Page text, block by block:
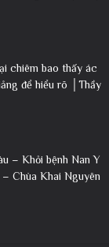
chiêm bao thấy ác
để hiểu rõ │Thầy
– Khỏi bệnh Nan Y
Chùa Khai Nguyên